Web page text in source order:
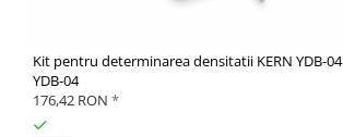
Kit pentru determinarea densitatii KERN YDB-04
YDB-04
176,42 RON *